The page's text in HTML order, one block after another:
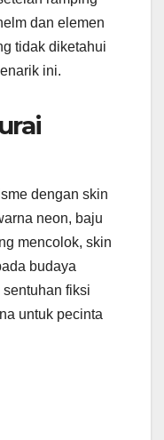
dan elemen
tidak diketahui
ini.
dengan skin
neon, baju
mencolok, skin
budaya
fiksi
untuk pecinta